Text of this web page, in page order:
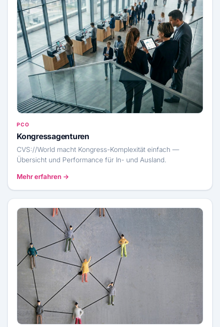
PCO
Kongressagenturen
CVS://World macht Kongress-Komplexität einfach —
Übersicht und Performance für In- und Ausland.
Mehr erfahren →